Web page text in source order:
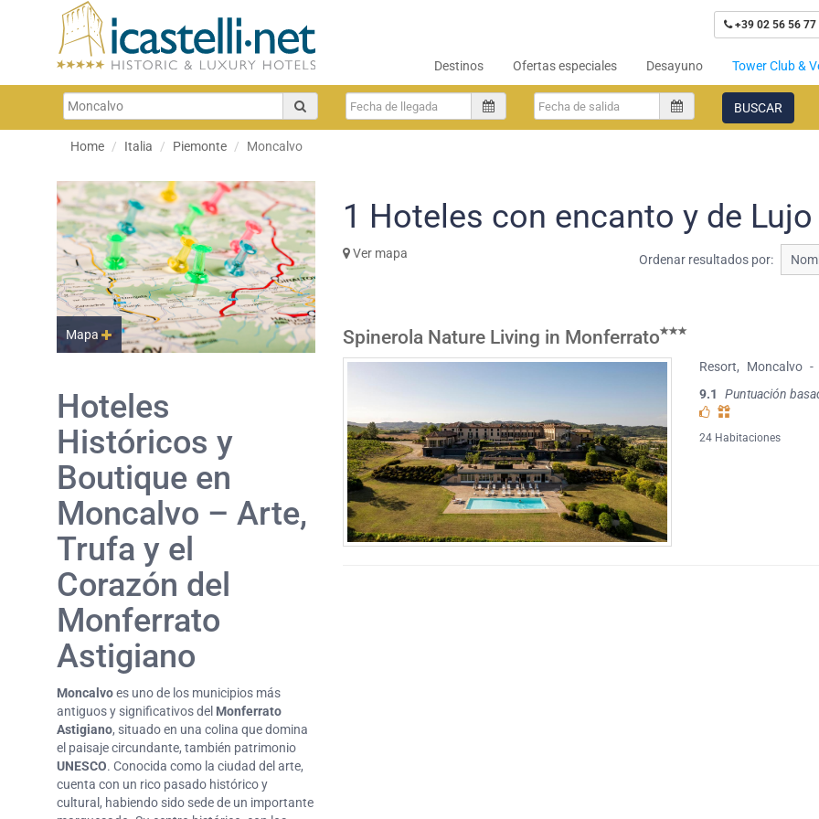
+39 02 56 56 77
Destinos Ofertas especiales Desayuno Tower Club &
BUSCAR
Home Italia Piemonte Moncalvo
Mapa
Hoteles
Históricos y
Boutique en
Moncalvo – Arte,
Trufa y el
Corazón del
Monferrato
Astigiano
Moncalvoes uno de los municipios más
antiguos y significativos del Monferrato
Astigiano, situado en una colina que domina
el paisaje circundante, también patrimonio
UNESCO. Conocida como la ciudad del arte,
cuenta con un rico pasado histórico y
cultural, habiendo sido sede de un importante
1 Hoteles con encanto y de
Ver mapa Ordenar resultados por:
Spinerola Nature Living in Monferrato
Resort, Moncalvo -
9.1
Puntuación
24 Habitaciones